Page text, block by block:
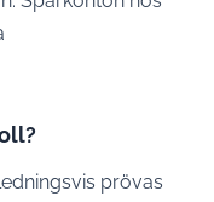
prövas